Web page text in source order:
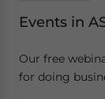
Events in
Our free
for doing